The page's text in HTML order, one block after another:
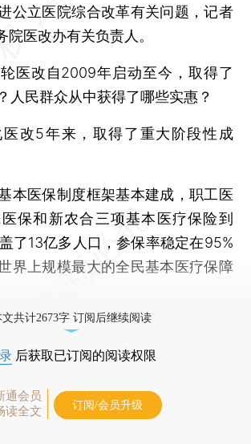
公立医院综合改革有关问题，记者
院医改办有关负责人。
改自2009年启动至今，取得了
人民群众从中获得了哪些实惠？
5年来，取得了重大阶段性成
医保制度框架基本建成，职工医
保和新农合三项基本医疗保险到
了13亿多人口，参保率稳定在95%
界上规模最大的全民基本医疗保障
文共计2673字 订阅后继续阅读
后获取已订阅的阅读权限
通会员
读全文
订阅/会员升级